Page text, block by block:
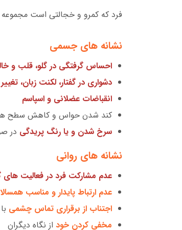
فرد که کمرو و خجالتی است مجموعه
نشانه های جسمی
احساس گرفتگی در گلو، قلب و
دشواری در گفتار، لکنت زبان،
انقباضات عضلانی و اسپاسم
کند شدن حواس و کاهش سطح
سرخ شدن و یا رنگ پریدگی در
نشانه های روانی
عدم مشارکت فرد در فعالیت های
عدم ارتباط پایدار و مناسب
اجتناب از برقراری تماس چشمی
مخفی کردن خود از نگاه دیگران